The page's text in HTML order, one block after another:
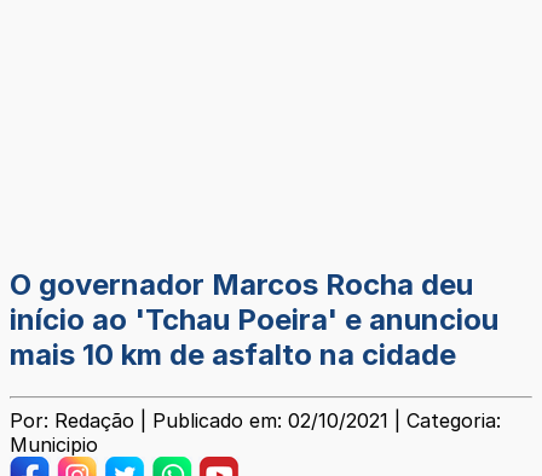
O governador Marcos Rocha deu
início ao 'Tchau Poeira' e anunciou
mais 10 km de asfalto na cidade
Por: Redação | Publicado em: 02/10/2021 | Categoria:
Municipio